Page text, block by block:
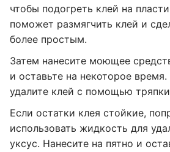
чтобы подогреть клей на
поможет размягчить клей и
более простым.
Затем нанесите моющее
и оставьте на некоторое
удалите клей с помощью
Если остатки клея стойкие,
использовать жидкость для
уксус. Нанесите на пятно и